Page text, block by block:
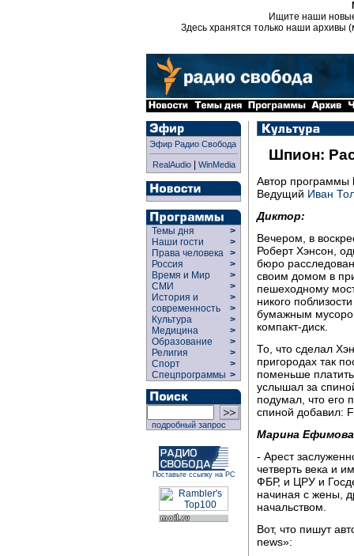
Ищите наши
Здесь хранятся только наши архивы
Эфир Радио Свобода
RealAudio| WinMedia
Темы дня
>
Наши гости
>
Права человека >
Россия
>
Время и Мир
>
СМИ
>
История и
современность
>
>
Культура
>
Медицина
>
Образование
>
Религия
>
Спорт
>
Спецпрограммы >
подробный запрос
Поставьте ссылку на РС
Шпион:
Автор программы
Ведущий Иван
Диктор:
Вечером, в
Роберт Хэнсон,
бюро
своим домом в
пешеходному
никого
бумажным
компакт-диск.
То, что сделал
пригородах так
поменьше
услышал за
подумал, что его
спиной добавил:
Марина
- Арест
четверть века и
ФБР, и ЦРУ и
начиная с жены,
начальством.
Вот, что пишут
news»: